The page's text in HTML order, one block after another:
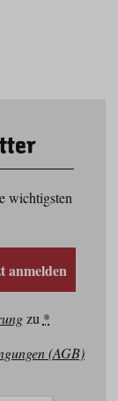
wichtigsten
anmelden
zu *
(AGB)